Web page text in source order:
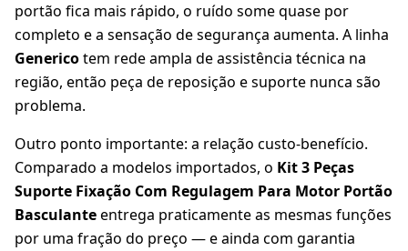
portão fica mais rápido, o ruído some quase por
completo e a sensação de segurança aumenta. A linha
Genericotem rede ampla de assistência técnica na
região, então peça de reposição e suporte nunca são
problema.
Outro ponto importante: a relação custo-benefício.
Comparado a modelos importados, o Kit 3 Peças
Suporte Fixação Com Regulagem Para Motor Portão
Basculanteentrega praticamente as mesmas funções
por uma fração do preço — e ainda com garantia